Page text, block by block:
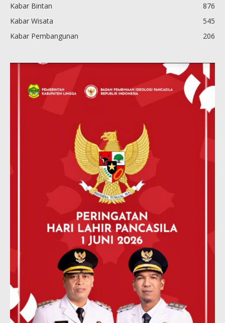
Kabar Bintan
876
Kabar Wisata
545
Kabar Pembangunan
206